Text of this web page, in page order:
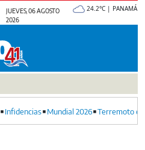
JUEVES, 06 AGOSTO
2026
24.2°C | PANAMÁ
Infidencias Mundial 2026 Terremoto